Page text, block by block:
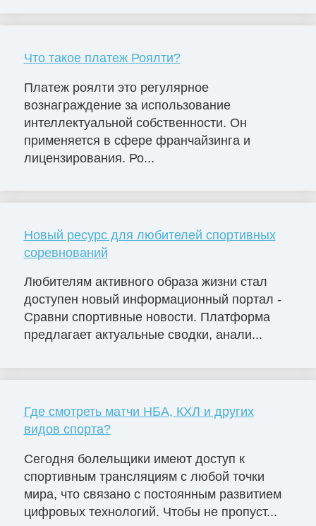
Что такое платеж Роялти?
Платеж роялти это регулярное
вознаграждение за использование
интеллектуальной собственности. Он
применяется в сфере франчайзинга и
лицензирования. Ро...
Новый ресурс для любителей спортивных
соревнований
Любителям активного образа жизни стал
доступен новый информационный портал -
Сравни спортивные новости. Платформа
предлагает актуальные сводки, анали...
Где смотреть матчи НБА, КХЛ и других
видов спорта?
Сегодня болельщики имеют доступ к
спортивным трансляциям с любой точки
мира, что связано с постоянным развитием
цифровых технологий. Чтобы не пропуст...